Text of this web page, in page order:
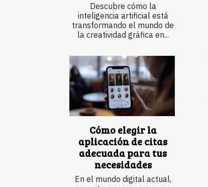
Descubre cómo la
inteligencia artificial está
transformando el mundo de
la creatividad gráfica en...
Cómo elegir la
aplicación de citas
adecuada para tus
necesidades
En el mundo digital actual,